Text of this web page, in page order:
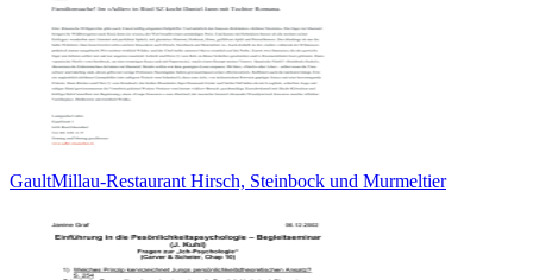
GaultMillau-Restaurant Hirsch, Steinbock und Murmeltier